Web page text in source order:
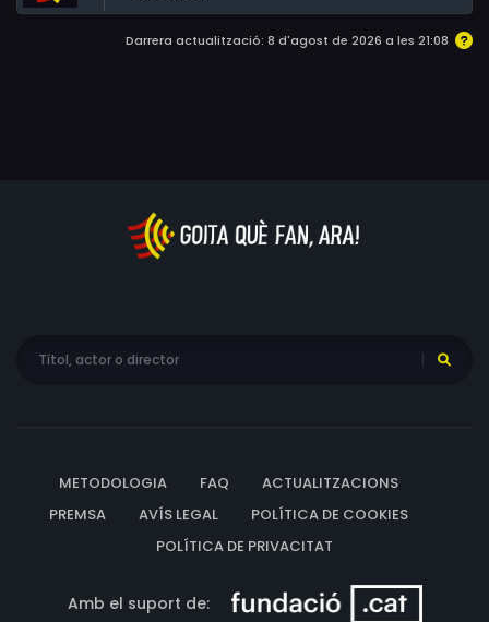
que somia amb jugar al beisbol com tots els altres nens
del seu barri. El cas és que Pete no és com els altres
Darrera actualització: 8 d'agost de 2026 a les 21:08
METODOLOGIA FAQ
ACTUALITZACIONS
PREMSA
AVÍS LEGAL
POLÍTICA DE COOKIES
POLÍTICA DE PRIVACITAT
Amb el suport de: